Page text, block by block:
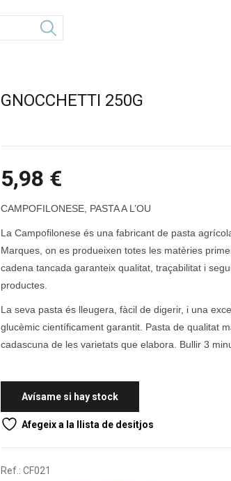
GNOCCHETTI 250G
5,98 €
CAMPOFILONESE, PASTA A L’OU
La Campofilonese és una fabricant de pasta
Marques, on es produeixen totes les matèries
cadena tancada garanteix qualitat, traçabilitat i
productes.
La seva pasta és lleugera, fàcil de digerir, i una
glucèmic científicament garantit. Pasta de qualitat
cadascuna de les varietats que elabora. Bullir 3
Afegeix a la llista de desitjos
Ref.: CF021